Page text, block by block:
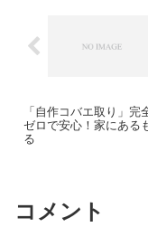
「自作コバエ取り」完
ゼロで安心！家にある
る
コメント